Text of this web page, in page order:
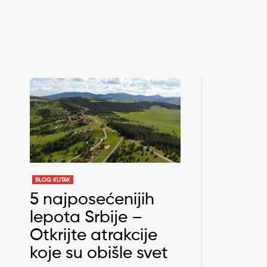
BLOG KUTAK
5 najposećenijih
lepota Srbije –
Otkrijte atrakcije
koje su obišle svet